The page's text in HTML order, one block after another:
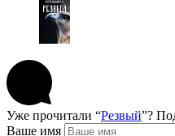
Уже прочитали “Резвый”?
Ваше имя